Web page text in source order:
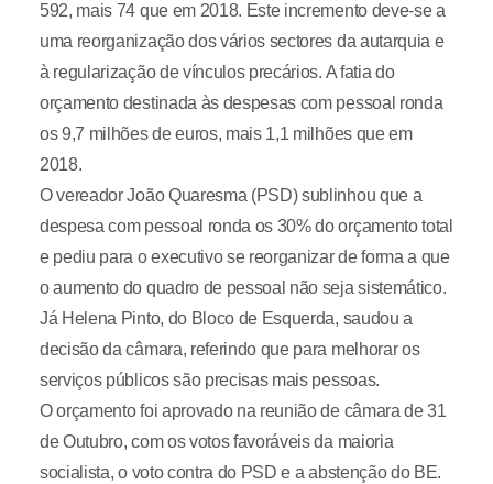
592, mais 74 que em 2018. Este incremento deve-se a
uma reorganização dos vários sectores da autarquia e
à regularização de vínculos precários. A fatia do
orçamento destinada às despesas com pessoal ronda
os 9,7 milhões de euros, mais 1,1 milhões que em
2018.
O vereador João Quaresma (PSD) sublinhou que a
despesa com pessoal ronda os 30% do orçamento total
e pediu para o executivo se reorganizar de forma a que
o aumento do quadro de pessoal não seja sistemático.
Já Helena Pinto, do Bloco de Esquerda, saudou a
decisão da câmara, referindo que para melhorar os
serviços públicos são precisas mais pessoas.
O orçamento foi aprovado na reunião de câmara de 31
de Outubro, com os votos favoráveis da maioria
socialista, o voto contra do PSD e a abstenção do BE.